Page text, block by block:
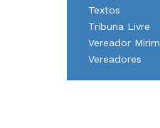
Textos
Tribuna Livre
Vereador Mirim
Vereadores